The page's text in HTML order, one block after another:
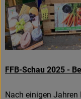
FFB-Schau 2025 -
Nach einigen